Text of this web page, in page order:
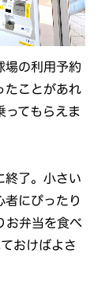
場の利用予約
たことがあれ
ってもらえま
終了。小さい
者にぴったり
お弁当を食べ
おけばよさ